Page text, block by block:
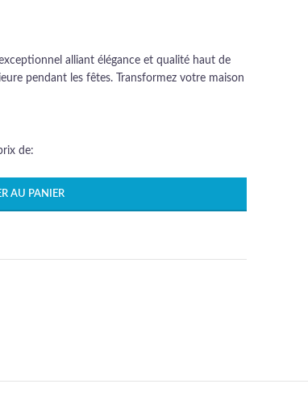
alliant élégance et qualité haut de
pendant les fêtes. Transformez votre maison
de:
AU PANIER